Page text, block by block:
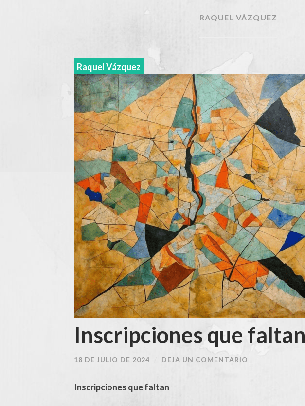
RAQUEL VÁZQUEZ
Raquel Vázquez
Inscripciones que faltan
18 DE JULIO DE 2024 DEJA UN COMENTARIO
Inscripciones que faltan